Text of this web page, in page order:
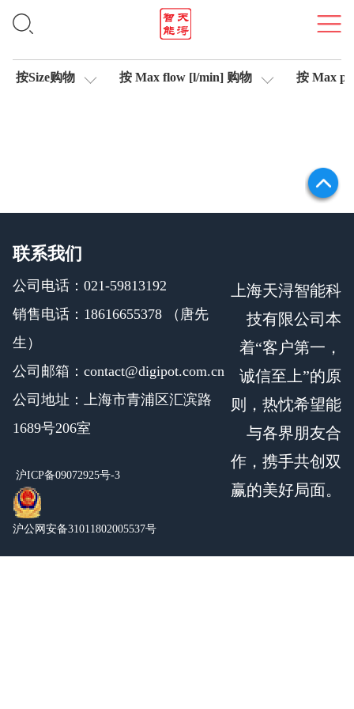
位移传感器
按Size购物 按 Max flow [l/min] 购物 按 Max
联系我们
公司电话：021-59813192
销售电话：18616655378 （唐先
生）
公司邮箱：contact@digipot.com.cn
公司地址：上海市青浦区汇滨路
1689号206室
沪ICP备09072925号-3
沪公网安备31011802005537号
上海天浔智能科
技有限公司本
着“客户第一，
诚信至上”的原
则，热忱希望能
与各界朋友合
作，携手共创双
赢的美好局面。